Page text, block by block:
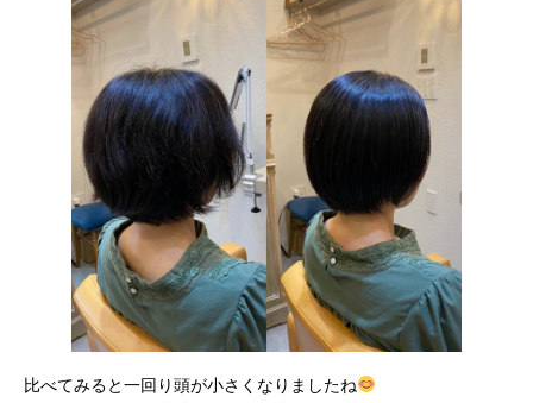
比べてみると一回り頭が小さくなりましたね